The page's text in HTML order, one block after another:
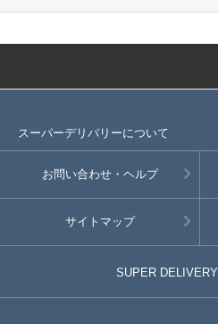
スーパーデリバリーについて
お問い合わせ・ヘルプ
サイトマップ
SUPER DELIVERY